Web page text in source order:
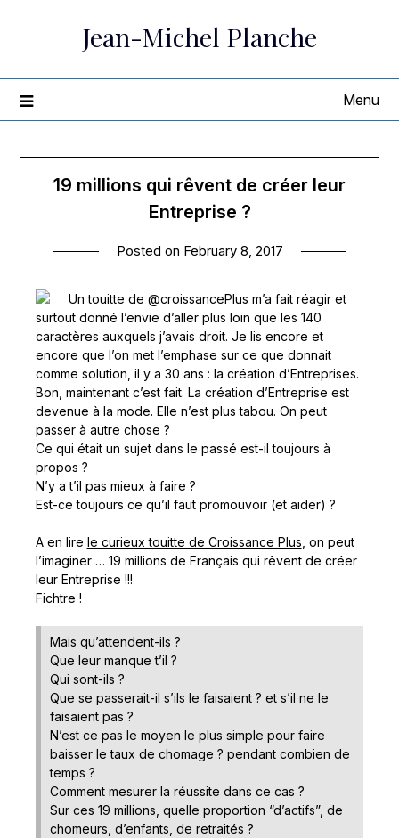
Jean-Michel Planche
Menu
19 millions qui rêvent de créer leur
Entreprise ?
Posted on February 8, 2017
Un touitte de @croissancePlus m’a fait réagir et
surtout donné l’envie d’aller plus loin que les 140
caractères auxquels j’avais droit. Je lis encore et
encore que l’on met l’emphase sur ce que donnait
comme solution, il y a 30 ans : la création d’Entreprises.
Bon, maintenant c’est fait. La création d’Entreprise est
devenue à la mode. Elle n’est plus tabou. On peut
passer à autre chose ?
Ce qui était un sujet dans le passé est-il toujours à
propos ?
N’y a t’il pas mieux à faire ?
Est-ce toujours ce qu’il faut promouvoir (et aider) ?
A en lire le curieux touitte de Croissance Plus , on peut
l’imaginer … 19 millions de Français qui rêvent de créer
leur Entreprise !!!
Fichtre !
Mais qu’attendent-ils ?
Que leur manque t’il ?
Qui sont-ils ?
Que se passerait-il s’ils le faisaient ? et s’il ne le
faisaient pas ?
N’est ce pas le moyen le plus simple pour faire
baisser le taux de chomage ? pendant combien de
temps ?
Comment mesurer la réussite dans ce cas ?
Sur ces 19 millions, quelle proportion “d’actifs”, de
chomeurs, d’enfants, de retraités ?